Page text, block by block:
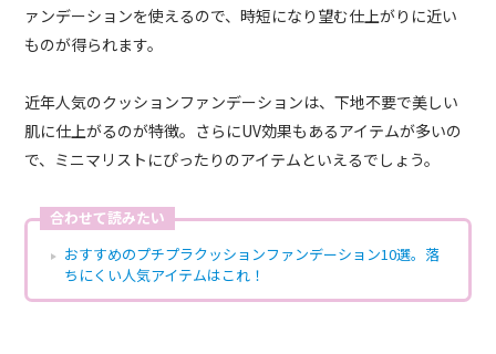
ァンデーションを使えるので、時短になり望む仕上がりに近い
ものが得られます。
近年人気のクッションファンデーションは、下地不要で美しい
肌に仕上がるのが特徴。さらにUV効果もあるアイテムが多いの
で、ミニマリストにぴったりのアイテムといえるでしょう。
合わせて読みたい
おすすめのプチプラクッションファンデーション10選。落
ちにくい人気アイテムはこれ！